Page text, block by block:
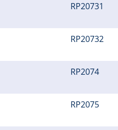
RP20731
RP20732
RP2074
RP2075